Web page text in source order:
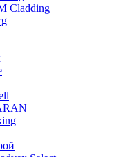
Cladding